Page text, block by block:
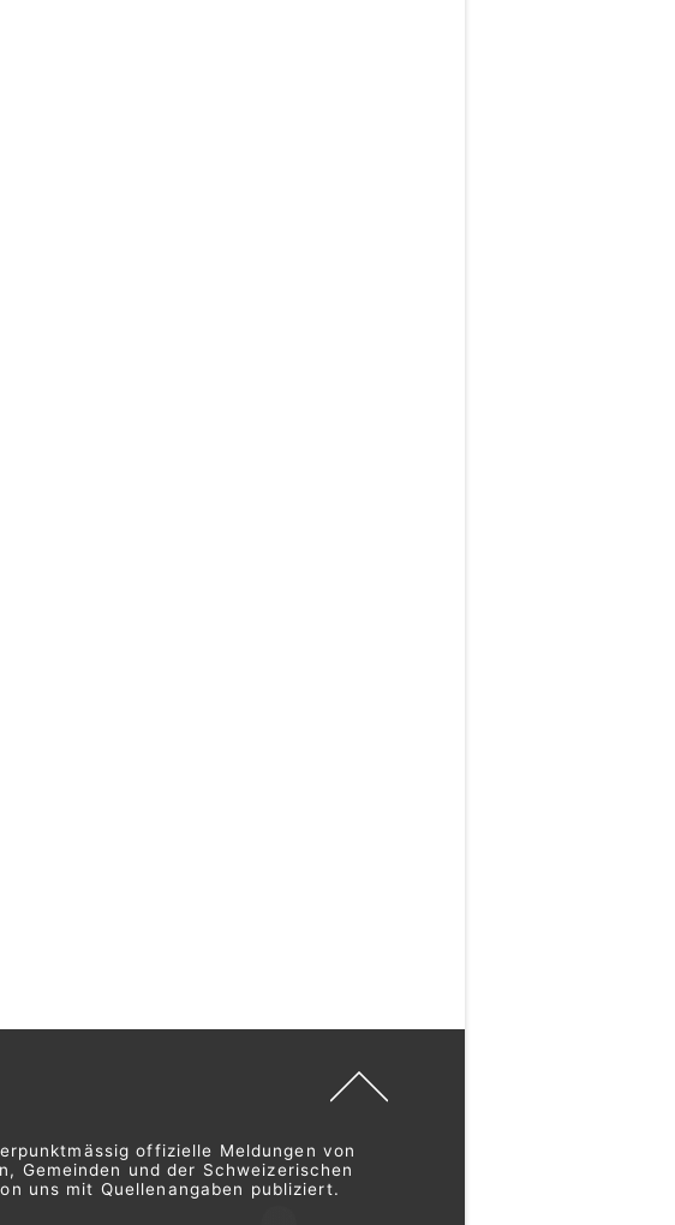
offizielle Meldungen von
Gemeinden und der Schweizerischen
uns mit Quellenangaben publiziert.